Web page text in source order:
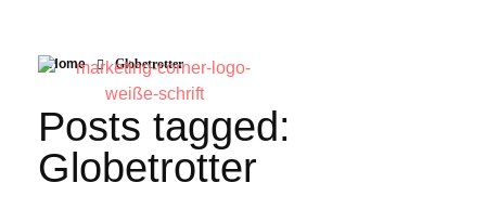
Home Globetrotter
Posts tagged:
Globetrotter